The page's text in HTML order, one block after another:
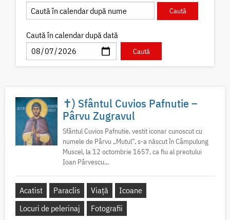
Caută în calendar după dată
✝) Sfântul Cuvios Pafnutie –
Pârvu Zugravul
Sfântul Cuvios Pafnutie, vestit iconar cunoscut cu
numele de Pârvu „Mutul”, s-a născut în Câmpulung
Muscel, la 12 octombrie 1657, ca fiu al preotului
Ioan Pârvescu...
Acatist Paraclis Viață
Icoane
Locuri de pelerinaj
Fotografii